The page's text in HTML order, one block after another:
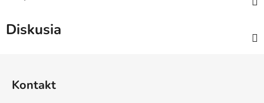
Diskusia
Kontakt